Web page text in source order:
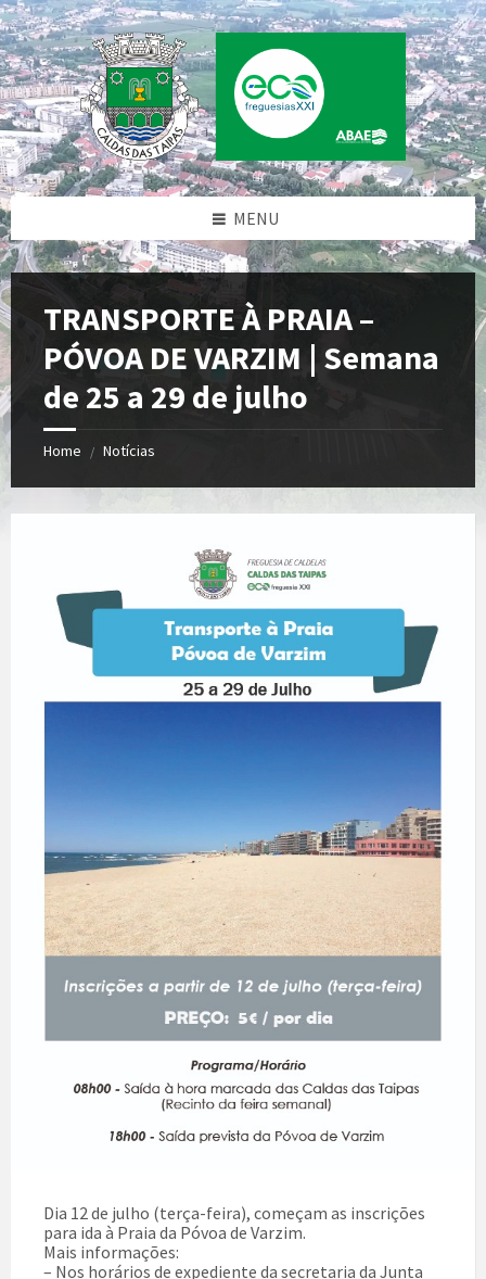
Skip
to
content
Skip
to
left
sidebar
Skip
to
right
sidebar
Skip
to
footer
MENU
TRANSPORTE À PRAIA –
PÓVOA DE VARZIM | Semana
de 25 a 29 de julho
Home / Notícias
Dia 12 de julho (terça-feira), começam as inscrições
para ida à Praia da Póvoa de Varzim.
Mais informações:
– Nos horários de expediente da secretaria da Junta